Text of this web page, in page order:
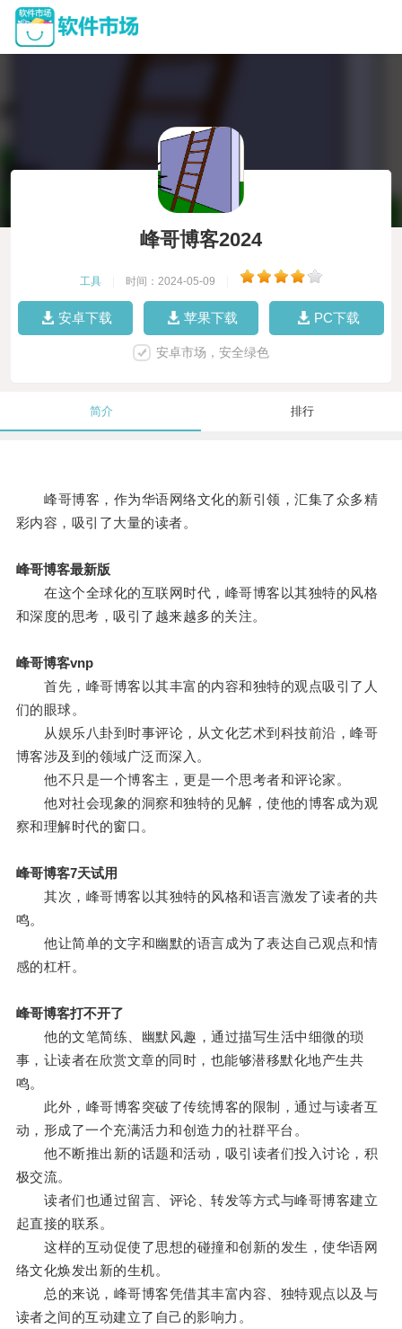
峰哥博客2024
工具 时间：2024-05-09
安卓下载 苹果下载 PC下载
安卓市场，安全绿色
简介 排行
峰哥博客，作为华语网络文化的新引领，汇集了众多精
彩内容，吸引了大量的读者。
峰哥博客最新版
在这个全球化的互联网时代，峰哥博客以其独特的风格
和深度的思考，吸引了越来越多的关注。
峰哥博客vnp
首先，峰哥博客以其丰富的内容和独特的观点吸引了人
们的眼球。
从娱乐八卦到时事评论，从文化艺术到科技前沿，峰哥
博客涉及到的领域广泛而深入。
他不只是一个博客主，更是一个思考者和评论家。
他对社会现象的洞察和独特的见解，使他的博客成为观
察和理解时代的窗口。
峰哥博客7天试用
其次，峰哥博客以其独特的风格和语言激发了读者的共
鸣。
他让简单的文字和幽默的语言成为了表达自己观点和情
感的杠杆。
峰哥博客打不开了
他的文笔简练、幽默风趣，通过描写生活中细微的琐
事，让读者在欣赏文章的同时，也能够潜移默化地产生共
鸣。
此外，峰哥博客突破了传统博客的限制，通过与读者互
动，形成了一个充满活力和创造力的社群平台。
他不断推出新的话题和活动，吸引读者们投入讨论，积
极交流。
读者们也通过留言、评论、转发等方式与峰哥博客建立
起直接的联系。
这样的互动促使了思想的碰撞和创新的发生，使华语网
络文化焕发出新的生机。
总的来说，峰哥博客凭借其丰富内容、独特观点以及与
读者之间的互动建立了自己的影响力。